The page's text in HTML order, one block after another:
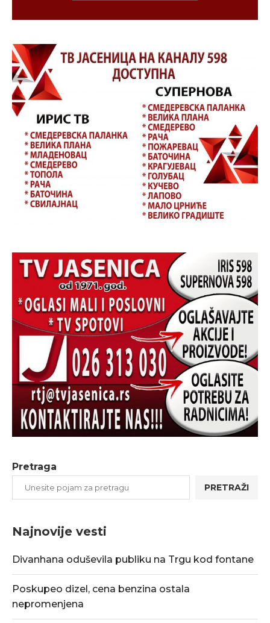
Pretraga
PRETRAŽI
Najnovije vesti
Divanhana oduševila publiku na Trgu kod fontane
Poskupeo dizel, cena benzina ostala
nepromenjena